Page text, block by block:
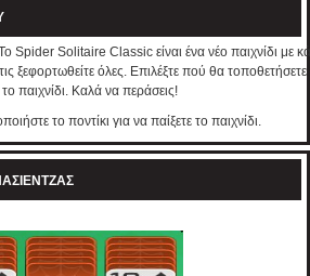
Spider Solitaire Classic είναι ένα νέο παιχνίδι με
ξεφορτωθείτε όλες. Επιλέξτε πού θα
παιχνίδι. Καλά να περάσεις!
το ποντίκι για να παίξετε το παιχνίδι.